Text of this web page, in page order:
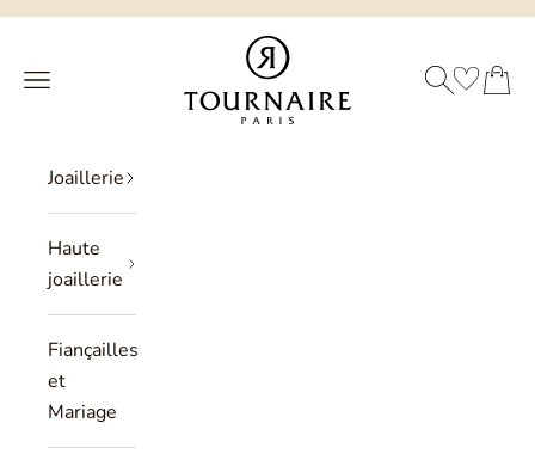
Passer au contenu
Philippe Tournaire
Menu
RECHERCHEPANIER
Joaillerie
Haute
joaillerie
Fiançailles
et
Mariage